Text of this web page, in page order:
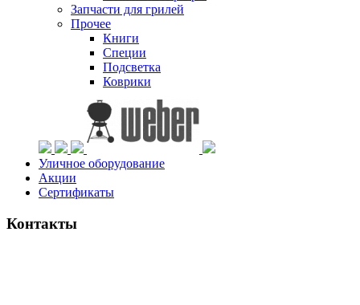
Запчасти для грилей
Прочее
Книги
Специи
Подсветка
Коврики
Уличное оборудование
Акции
Сертификаты
Контакты